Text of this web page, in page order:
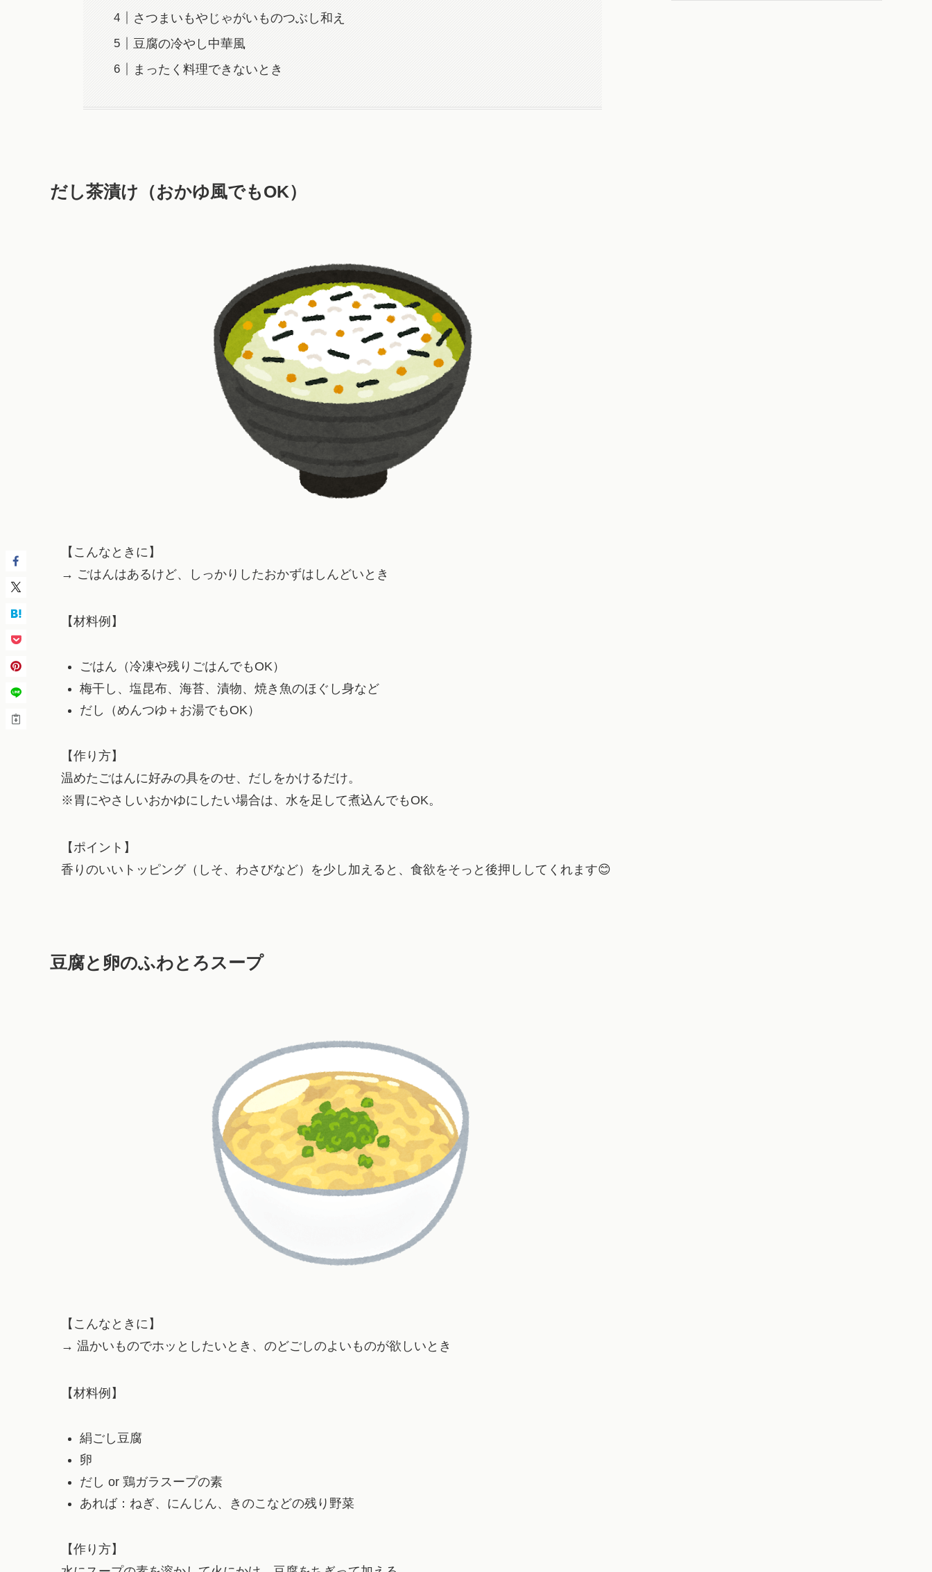
さつまいもやじゃがいものつぶし和え
豆腐の冷やし中華風
まったく料理できないとき
だし茶漬け（おかゆ風でもOK）
【こんなときに】
→ ごはんはあるけど、しっかりしたおかずはしんどいとき
【材料例】
ごはん（冷凍や残りごはんでもOK）
梅干し、塩昆布、海苔、漬物、焼き魚のほぐし身など
だし（めんつゆ＋お湯でもOK）
【作り方】
温めたごはんに好みの具をのせ、だしをかけるだけ。
※胃にやさしいおかゆにしたい場合は、水を足して煮込んでもOK。
【ポイント】
香りのいいトッピング（しそ、わさびなど）を少し加えると、食欲をそっと後押ししてくれます😊
豆腐と卵のふわとろスープ
【こんなときに】
→ 温かいものでホッとしたいとき、のどごしのよいものが欲しいとき
【材料例】
絹ごし豆腐
卵
だし or 鶏ガラスープの素
あれば：ねぎ、にんじん、きのこなどの残り野菜
【作り方】